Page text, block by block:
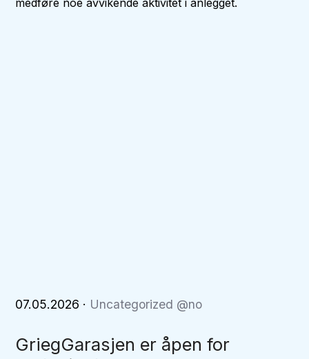
medføre noe avvikende aktivitet i anlegget.
07.05.2026 · Uncategorized @no
GriegGarasjen er åpen for